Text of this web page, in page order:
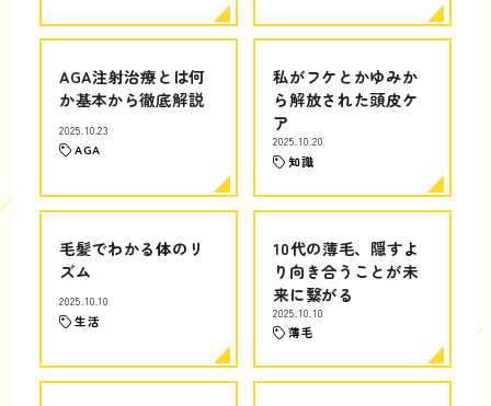
AGA注射治療とは何
か基本から徹底解説
2025.10.23
AGA
私がフケとかゆみか
ら解放された頭皮ケ
ア
2025.10.20
知識
毛髪でわかる体のリ
ズム
2025.10.10
生活
10代の薄毛、隠すよ
り向き合うことが未
来に繋がる
2025.10.10
薄毛